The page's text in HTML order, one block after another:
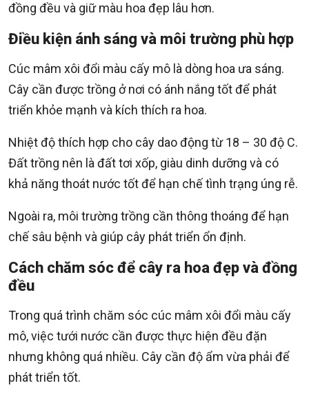
đồng đều và giữ màu hoa đẹp lâu hơn.
Điều kiện ánh sáng và môi trường phù hợp
Cúc mâm xôi đổi màu cấy mô là dòng hoa ưa sáng.
Cây cần được trồng ở nơi có ánh nắng tốt để phát
triển khỏe mạnh và kích thích ra hoa.
Nhiệt độ thích hợp cho cây dao động từ 18 – 30 độ C.
Đất trồng nên là đất tơi xốp, giàu dinh dưỡng và có
khả năng thoát nước tốt để hạn chế tình trạng úng rễ.
Ngoài ra, môi trường trồng cần thông thoáng để hạn
chế sâu bệnh và giúp cây phát triển ổn định.
Cách chăm sóc để cây ra hoa đẹp và đồng
đều
Trong quá trình chăm sóc cúc mâm xôi đổi màu cấy
mô, việc tưới nước cần được thực hiện đều đặn
nhưng không quá nhiều. Cây cần độ ẩm vừa phải để
phát triển tốt.